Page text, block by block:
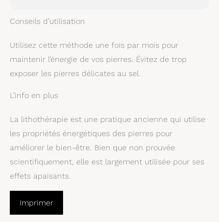
Conseils d’utilisation
Utilisez cette méthode une fois par mois pour
maintenir l’énergie de vos pierres. Évitez de trop
exposer les pierres délicates au sel.
L’info en plus
La lithothérapie est une pratique ancienne qui utilise
les propriétés énergétiques des pierres pour
améliorer le bien-être. Bien que non prouvée
scientifiquement, elle est largement utilisée pour ses
effets apaisants.
Imprimer